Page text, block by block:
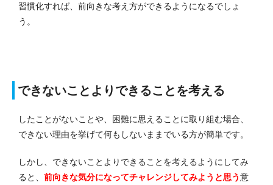
習慣化すれば、前向きな考え方ができるようになるでしょ
う。
できないことよりできることを考える
したことがないことや、困難に思えることに取り組む場合、
できない理由を挙げて何もしないままでいる方が簡単です。
しかし、できないことよりできることを考えるようにしてみ
ると、 前向きな気分になってチャレンジしてみようと思う意